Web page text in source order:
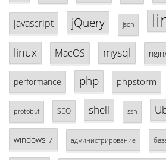
javascript jQuery json
linux MacOS mysql
performance php phpstorm
protobuf SEO shell ssh
windows 7 администрирование